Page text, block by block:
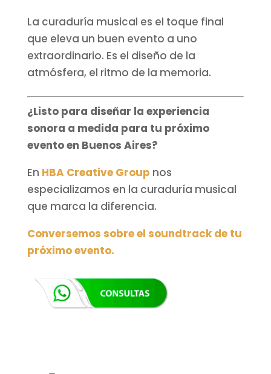
La curaduría musical es el toque final
que eleva un buen evento a uno
extraordinario. Es el diseño de la
atmósfera, el ritmo de la memoria.
¿Listo para diseñar la experiencia
sonora a medida para tu próximo
evento en Buenos Aires?
En HBA Creative Group nos
especializamos en la curaduría musical
que marca la diferencia.
Conversemos sobre el soundtrack de tu
próximo evento.